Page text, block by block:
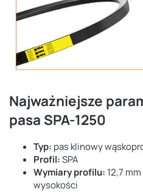
Najważniejsze
pasa SPA-1250
Typ: pas klinowy
Profil:SPA
Wymiary profilu: 12,7
wysokości